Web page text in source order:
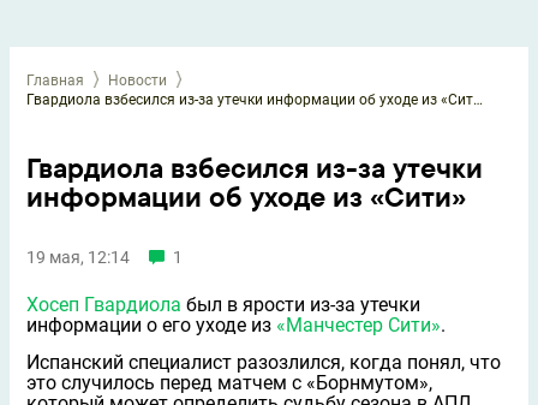
Главная
Новости
Гвардиола взбесился из-за утечки информации об уходе из «Сити»
Гвардиола взбесился из-за утечки
информации об уходе из «Сити»
19 мая, 12:14 1
Хосеп Гвардиола был в ярости из-за утечки
информации о его уходе из «Манчестер Сити».
Испанский специалист разозлился, когда понял, что
это случилось перед матчем с «Борнмутом»,